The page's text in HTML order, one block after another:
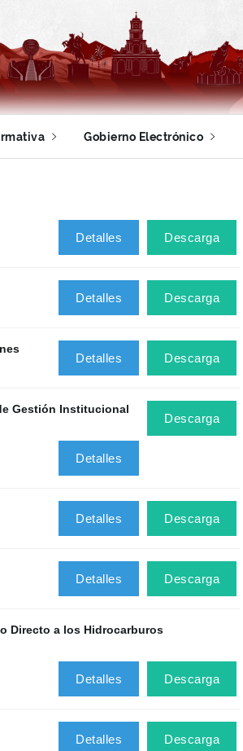
Gobierno Electrónico
Descarga
Detalles
Descarga
Detalles
Descarga
Detalles
Gestión Institucional
Descarga
Detalles
Descarga
Detalles
Descarga
Detalles
Directo a los Hidrocarburos
Descarga
Detalles
Descarga
Detalles